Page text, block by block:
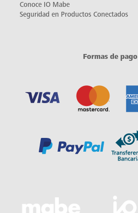
Conoce IO Mabe
Seguridad en Productos Conectados
Formas de pago